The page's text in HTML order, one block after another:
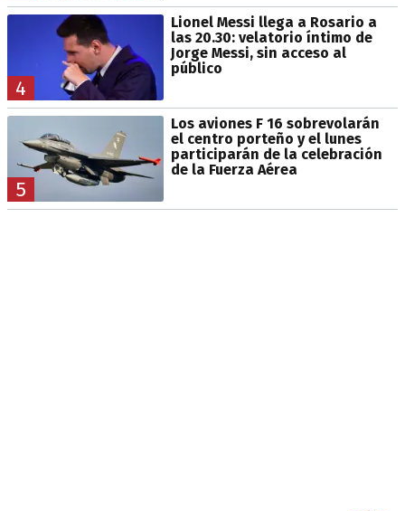
4
Lionel Messi llega a Rosario a
las 20.30: velatorio íntimo de
Jorge Messi, sin acceso al
público
5
Los aviones F 16 sobrevolarán
el centro porteño y el lunes
participarán de la celebración
de la Fuerza Aérea